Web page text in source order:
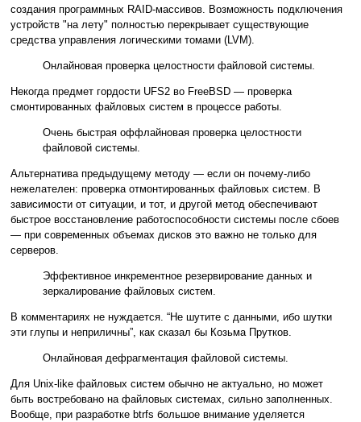
создания программных RAID-массивов. Возможность подключения
устройств "на лету" полностью перекрывает существующие
средства управления логическими томами (LVM).
Онлайновая проверка целостности файловой системы.
Некогда предмет гордости UFS2 во FreeBSD — проверка
смонтированных файловых систем в процессе работы.
Очень быстрая оффлайновая проверка целостности
файловой системы.
Альтернатива предыдущему методу — если он почему-либо
нежелателен: проверка отмонтированных файловых систем. В
зависимости от ситуации, и тот, и другой метод обеспечивают
быстрое восстановление работоспособности системы после сбоев
— при современных объемах дисков это важно не только для
серверов.
Эффективное инкрементное резервирование данных и
зеркалирование файловых систем.
В комментариях не нуждается. “Не шутите с данными, ибо шутки
эти глупы и неприличны”, как сказал бы Козьма Прутков.
Онлайновая дефрагментация файловой системы.
Для Unix-like файловых систем обычно не актуально, но может
быть востребовано на файловых системах, сильно заполненных.
Вообще, при разработке btrfs большое внимание уделяется